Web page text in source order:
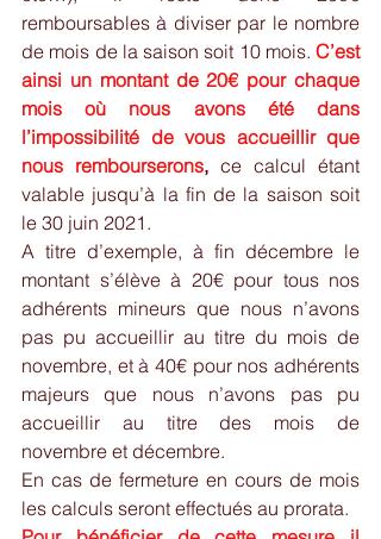
remboursables à diviser par le nombre
de mois de la saison soit 10 mois. C’est
ainsi un montant de 20€ pour chaque
mois où nous avons été dans
l’impossibilité de vous accueillir que
nous rembourserons, ce calcul étant
valable jusqu’à la fin de la saison soit
le 30 juin 2021.
A titre d’exemple, à fin décembre le
montant s’élève à 20€ pour tous nos
adhérents mineurs que nous n’avons
pas pu accueillir au titre du mois de
novembre, et à 40€ pour nos adhérents
majeurs que nous n’avons pas pu
accueillir au titre des mois de
novembre et décembre.
En cas de fermeture en cours de mois
les calculs seront effectués au prorata.